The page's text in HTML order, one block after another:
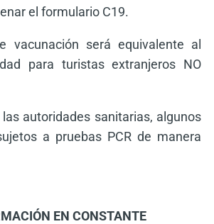
el formulario C19.
vacunación será equivalente al
para turistas extranjeros NO
autoridades sanitarias, algunos
a pruebas PCR de manera
EN CONSTANTE